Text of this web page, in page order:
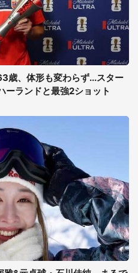
歳、体形も変わらず...スター
ーランドと最強2ショット